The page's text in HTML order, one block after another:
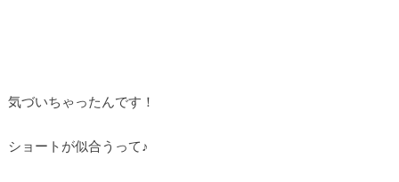
気づいちゃったんです！
ショートが似合うって♪